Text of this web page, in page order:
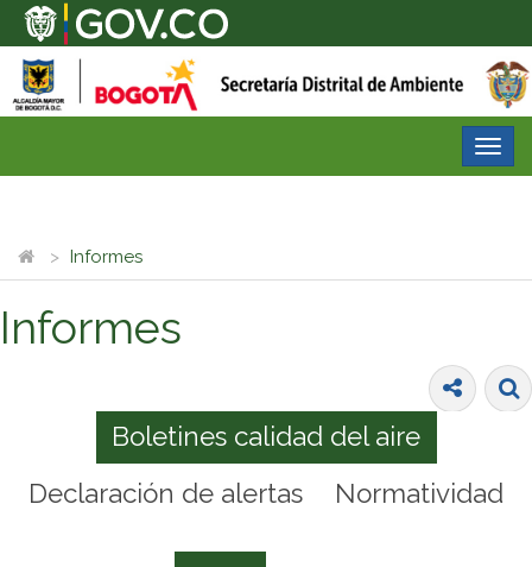
Informes
Informes
Boletines calidad del aire
Declaración de alertas
Normatividad